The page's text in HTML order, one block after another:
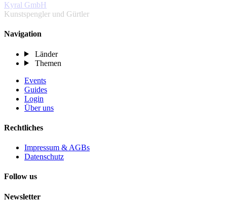
Kyral GmbH
Kunstspengler und Gürtler
Navigation
Länder
Themen
Events
Guides
Login
Über uns
Rechtliches
Impressum & AGBs
Datenschutz
Follow us
Newsletter